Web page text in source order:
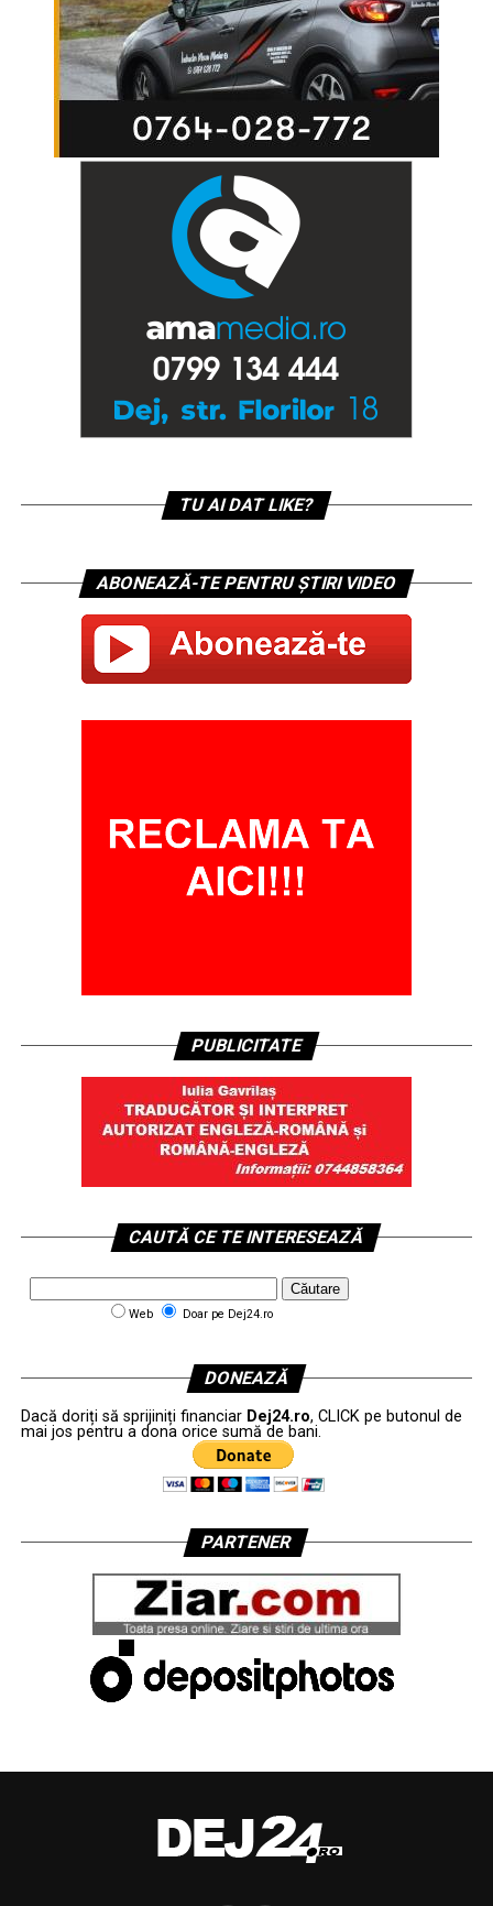
TU AI DAT LIKE?
ABONEAZĂ-TE PENTRU ȘTIRI VIDEO
PUBLICITATE
CAUTĂ CE TE INTERESEAZĂ
Web Doar pe Dej24.ro
DONEAZĂ
Dacă doriți să sprijiniți financiar Dej24.ro, CLICK pe butonul de
mai jos pentru a dona orice sumă de bani.
PARTENER